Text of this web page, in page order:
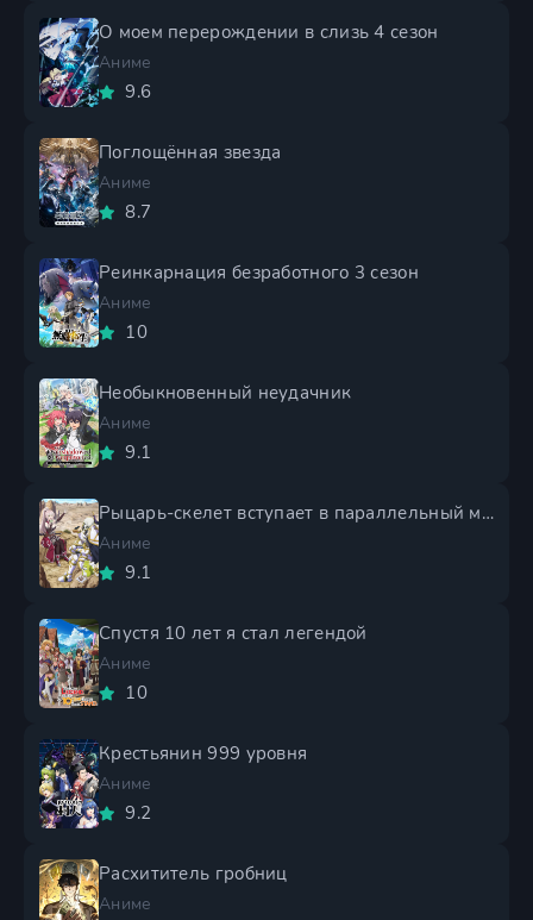
О моем перерождении в слизь 4 сезон
Аниме
9.6
Поглощённая звезда
Аниме
8.7
Реинкарнация безработного 3 сезон
Аниме
10
Необыкновенный неудачник
Аниме
9.1
Рыцарь-скелет вступает в параллельный мир 2 сезон
Аниме
9.1
Спустя 10 лет я стал легендой
Аниме
10
Крестьянин 999 уровня
Аниме
9.2
Расхититель гробниц
Аниме